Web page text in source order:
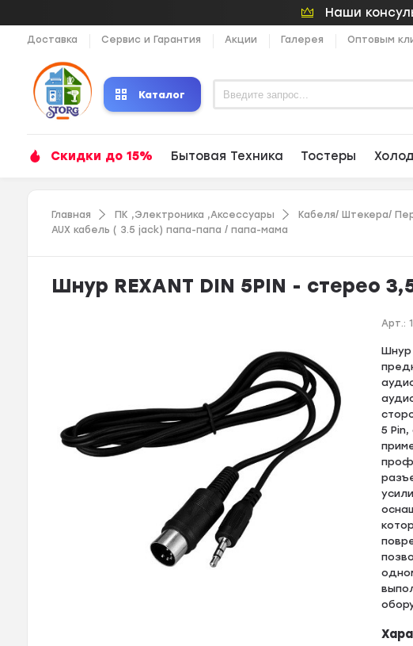
Наши
Доставка Сервис и Гарантия Акции Галерея Оптовым
Каталог
Скидки до 15% Бытовая Техника Тостеры
Главная ПК ,Электроника ,Аксессуары
Кабеля/ Штекера/
AUX кабель ( 3.5 jack) папа-папа / папа-мама
Шнур REXANT DIN 5PIN - стерео
Арт.:
Шнур
5